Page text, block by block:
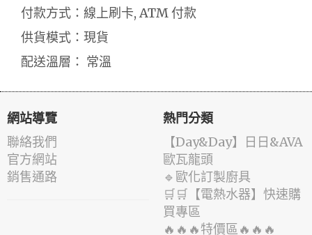
付款方式：線上刷卡, ATM 付款
供貨模式：現貨
配送溫層： 常溫
網站導覽
聯絡我們
官方網站
銷售通路
熱門分類
️【Day&Day】️日日&AVA
歐瓦龍頭
🔹歐化訂製廚具
🛒🛒【電熱水器】快速購
買專區
🔥🔥🔥特價區🔥🔥🔥